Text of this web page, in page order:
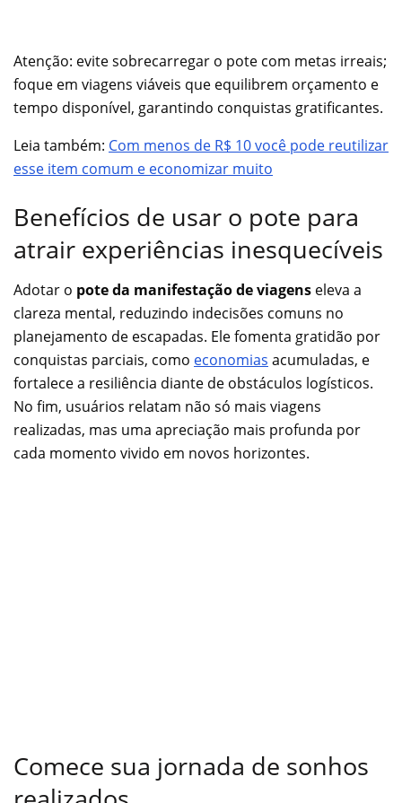
Atenção: evite sobrecarregar o pote com metas irreais;
foque em viagens viáveis que equilibrem orçamento e
tempo disponível, garantindo conquistas gratificantes.
Leia também: Com menos de R$ 10 você pode reutilizar
esse item comum e economizar muito
Benefícios de usar o pote para
atrair experiências inesquecíveis
Adotar o pote da manifestação de viagens eleva a
clareza mental, reduzindo indecisões comuns no
planejamento de escapadas. Ele fomenta gratidão por
conquistas parciais, como economias acumuladas, e
fortalece a resiliência diante de obstáculos logísticos.
No fim, usuários relatam não só mais viagens
realizadas, mas uma apreciação mais profunda por
cada momento vivido em novos horizontes.
Comece sua jornada de sonhos